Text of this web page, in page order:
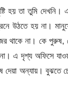
হয় তা তুমি দেখনি।
উঠতে হয় না।
থাকে না। কে পুরুষ,
এ দৃশ্য অফিসে
অন্যায়। বুঝতে